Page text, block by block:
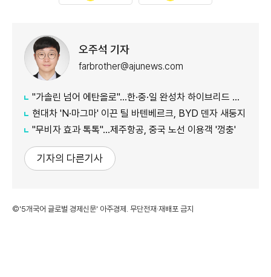
오주석 기자
farbrother@ajunews.com
"가솔린 넘어 에탄올로"…한·중·일 완성차 하이브리드 영토 넓힌다
현대차 'N·마그마' 이끈 틸 바텐베르크, BYD 덴자 새둥지
"무비자 효과 톡톡"…제주항공, 중국 노선 이용객 '껑충'
기자의 다른기사
©'5개국어 글로벌 경제신문' 아주경제. 무단전재·재배포 금지